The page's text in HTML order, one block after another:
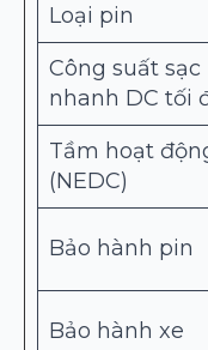
Loại pin
Công suất sạc
nhanh DC tối
Tầm hoạt
(NEDC)
Bảo hành pin
Bảo hành xe